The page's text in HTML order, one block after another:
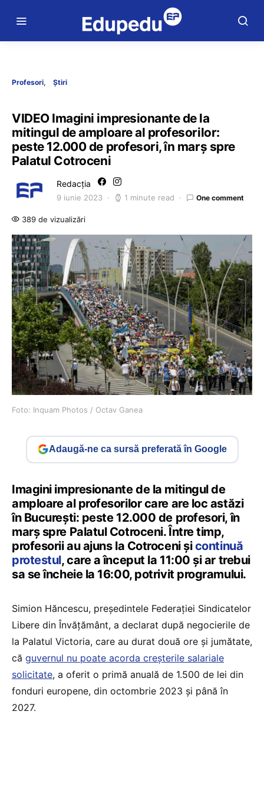
Profesori Știri
VIDEO Imagini impresionante de la
mitingul de amploare al profesorilor:
peste 12.000 de profesori, în marș spre
Palatul Cotroceni
Redacția
9 iunie 2023 1 minute read One comment
389 de vizualizări
Foto: Inquam Photos / Octav Ganea
Adaugă-ne ca sursă preferată în Google
Imagini impresionante de la mitingul de
amploare al profesorilor care are loc astăzi
în București: peste 12.000 de profesori, în
marș spre Palatul Cotroceni. Între timp,
profesorii au ajuns la Cotroceni șicontinuă
protestul, care a început la 11:00 și ar trebui
sa se încheie la 16:00, potrivit programului.
Simion Hăncescu, președintele Federației Sindicatelor
Libere din Învățământ, a declarat după negocierile de
la Palatul Victoria, care au durat două ore și jumătate,
că guvernul nu poate acorda creșterile salariale
solicitate, a oferit o primă anuală de 1.500 de lei din
fonduri europene, din octombrie 2023 și până în
2027.